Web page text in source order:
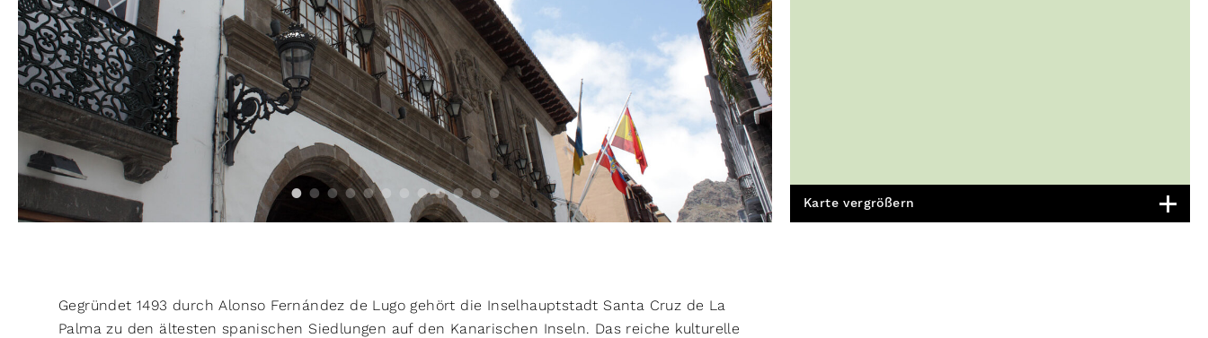
Gegründet 1493 durch Alonso Fernández de Lugo gehört die Inselhauptstadt Santa Cruz de La
Palma zu den ältesten spanischen Siedlungen auf den Kanarischen Inseln. Das reiche kulturelle
Karte vergrößern